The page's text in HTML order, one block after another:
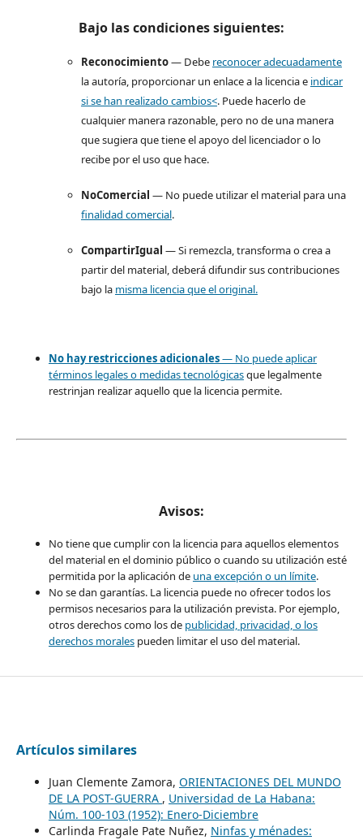
Bajo las condiciones siguientes:
Reconocimiento— Debe reconocer adecuadamente
la autoría, proporcionar un enlace a la licencia e indicar
si se han realizado cambios<. Puede hacerlo de
cualquier manera razonable, pero no de una manera
que sugiera que tiene el apoyo del licenciador o lo
recibe por el uso que hace.
NoComercial — No puede utilizar el material para una
finalidad comercial.
CompartirIgual — Si remezcla, transforma o crea a
partir del material, deberá difundir sus contribuciones
bajo la misma licencia que el original.
No hay restricciones adicionales— No puede aplicar
términos legales o medidas tecnológicasque legalmente
restrinjan realizar aquello que la licencia permite.
Avisos:
No tiene que cumplir con la licencia para aquellos elementos
del material en el dominio público o cuando su utilización esté
permitida por la aplicación de una excepción o un límite.
No se dan garantías. La licencia puede no ofrecer todos los
permisos necesarios para la utilización prevista. Por ejemplo,
otros derechos como los de publicidad, privacidad, o los
derechos moralespueden limitar el uso del material.
Artículos similares
Juan Clemente Zamora, ORIENTACIONES DEL MUNDO
DE LA POST-GUERRA , Universidad de La Habana:
Núm. 100-103 (1952): Enero-Diciembre
Carlinda Fragale Pate Nuñez, Ninfas y ménades: